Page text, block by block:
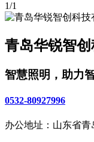
1/1
青岛华锐智创
智慧照明，助力
0532-80927996
办公地址：山东省